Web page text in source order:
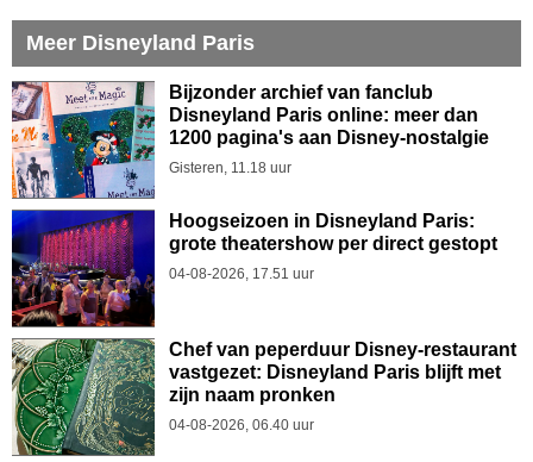
Meer Disneyland Paris
Bijzonder archief van fanclub
Disneyland Paris online: meer dan
1200 pagina's aan Disney-nostalgie
Gisteren, 11.18 uur
Hoogseizoen in Disneyland Paris:
grote theatershow per direct gestopt
04-08-2026, 17.51 uur
Chef van peperduur Disney-restaurant
vastgezet: Disneyland Paris blijft met
zijn naam pronken
04-08-2026, 06.40 uur